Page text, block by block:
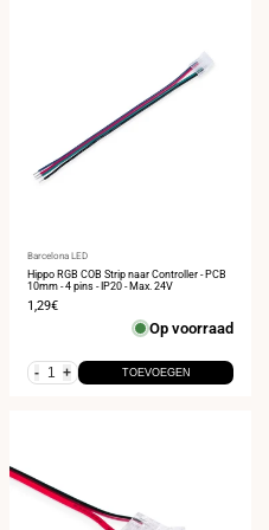
Leverancier:
Barcelona LED
Hippo RGB COB Strip naar Controller - PCB
10mm - 4 pins - IP20 - Max. 24V
Verkoopprijs
1,29€
Op voorraad
- + TOEVOEGEN